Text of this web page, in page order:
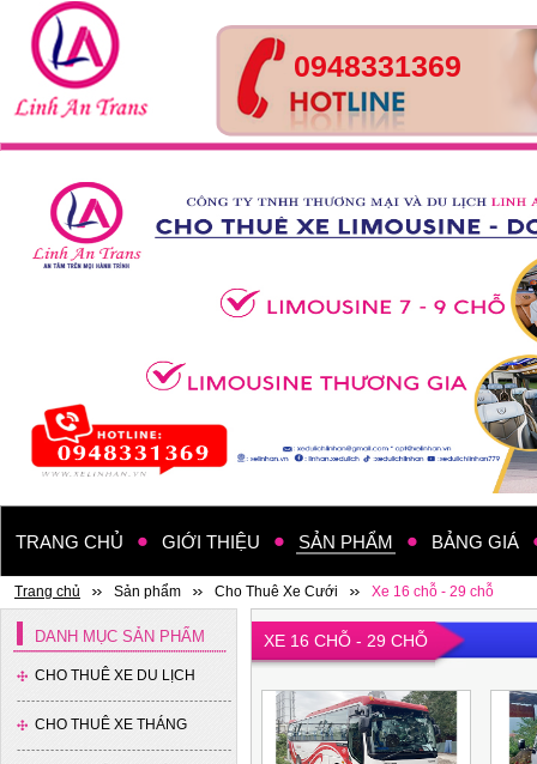
0948331369
TRANG CHỦ GIỚI THIỆU SẢN PHẨM BẢNG GIÁ
Trang chủ Sản phẩm Cho Thuê Xe Cưới Xe 16 chỗ - 29 chỗ
DANH MỤC SẢN PHẨM
CHO THUÊ XE DU LỊCH
CHO THUÊ XE THÁNG
XE 16 CHỖ - 29 CHỖ